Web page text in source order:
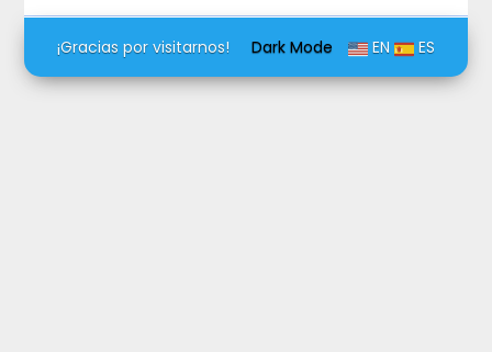
Dark Mode EN ES
¡Gracias por visitarnos!